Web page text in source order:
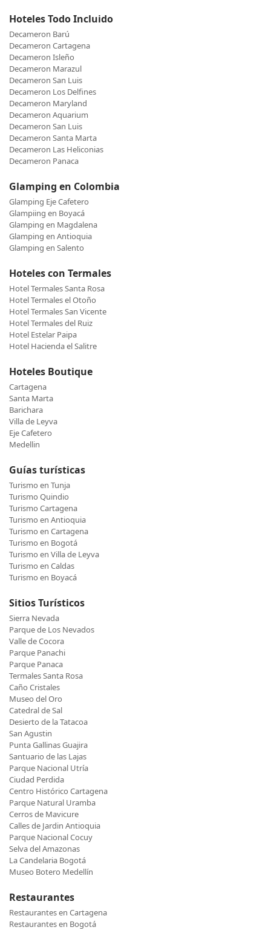
Hoteles Todo Incluido
Decameron Barú
Decameron Cartagena
Decameron Isleño
Decameron Marazul
Decameron San Luis
Decameron Los Delfines
Decameron Maryland
Decameron Aquarium
Decameron San Luis
Decameron Santa Marta
Decameron Las Heliconias
Decameron Panaca
Glamping en Colombia
Glamping Eje Cafetero
Glampiing en Boyacá
Glamping en Magdalena
Glamping en Antioquia
Glamping en Salento
Hoteles con Termales
Hotel Termales Santa Rosa
Hotel Termales el Otoño
Hotel Termales San Vicente
Hotel Termales del Ruiz
Hotel Estelar Paipa
Hotel Hacienda el Salitre
Hoteles Boutique
Cartagena
Santa Marta
Barichara
Villa de Leyva
Eje Cafetero
Medellin
Guías turísticas
Turismo en Tunja
Turismo Quindio
Turismo Cartagena
Turismo en Antioquia
Turismo en Cartagena
Turismo en Bogotá
Turismo en Villa de Leyva
Turismo en Caldas
Turismo en Boyacá
Sitios Turísticos
Sierra Nevada
Parque de Los Nevados
Valle de Cocora
Parque Panachi
Parque Panaca
Termales Santa Rosa
Caño Cristales
Museo del Oro
Catedral de Sal
Desierto de la Tatacoa
San Agustin
Punta Gallinas Guajira
Santuario de las Lajas
Parque Nacional Utría
Ciudad Perdida
Centro Histórico Cartagena
Parque Natural Uramba
Cerros de Mavicure
Calles de Jardin Antioquia
Parque Nacional Cocuy
Selva del Amazonas
La Candelaria Bogotá
Museo Botero Medellín
Restaurantes
Restaurantes en Cartagena
Restaurantes en Bogotá